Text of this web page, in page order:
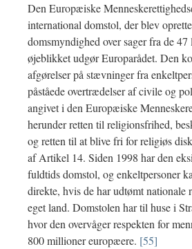
Den Europæiske
international domstol, der blev
domsmyndighed over sager fra de 47
øjeblikket udgør Europarådet. Den
afgørelser på stævninger fra
påståede overtrædelser af civile og
angivet i den Europæiske
herunder retten til religionsfrihed,
og retten til at blive fri for religiøs
af Artikel 14. Siden 1998 har den
fuldtids domstol, og enkeltpersoner
direkte, hvis de har udtømt nationale
eget land. Domstolen har til huse i
hvor den overvåger respekten for
800 millioner europæere. [55]